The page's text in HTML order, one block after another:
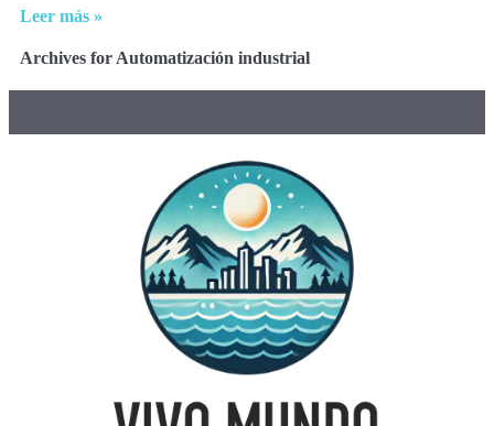
Leer más »
Archives for Automatización industrial